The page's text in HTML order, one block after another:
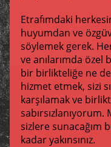
Etrafımdaki
huyumdan ve
söylemek gerek.
ve anılarımda
bir birlikteliğe ne
hizmet etmek, sizi
karşılamak ve
sizlere sunacağım
kadar yakınsınız.